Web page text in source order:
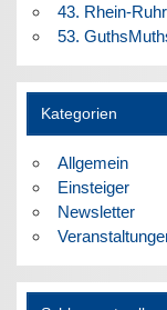
43. Rhein-
53.
Kategorien
Allgemein
Einsteiger
Newsletter